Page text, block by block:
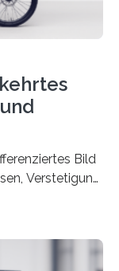
Bild
Verstetigung
zu